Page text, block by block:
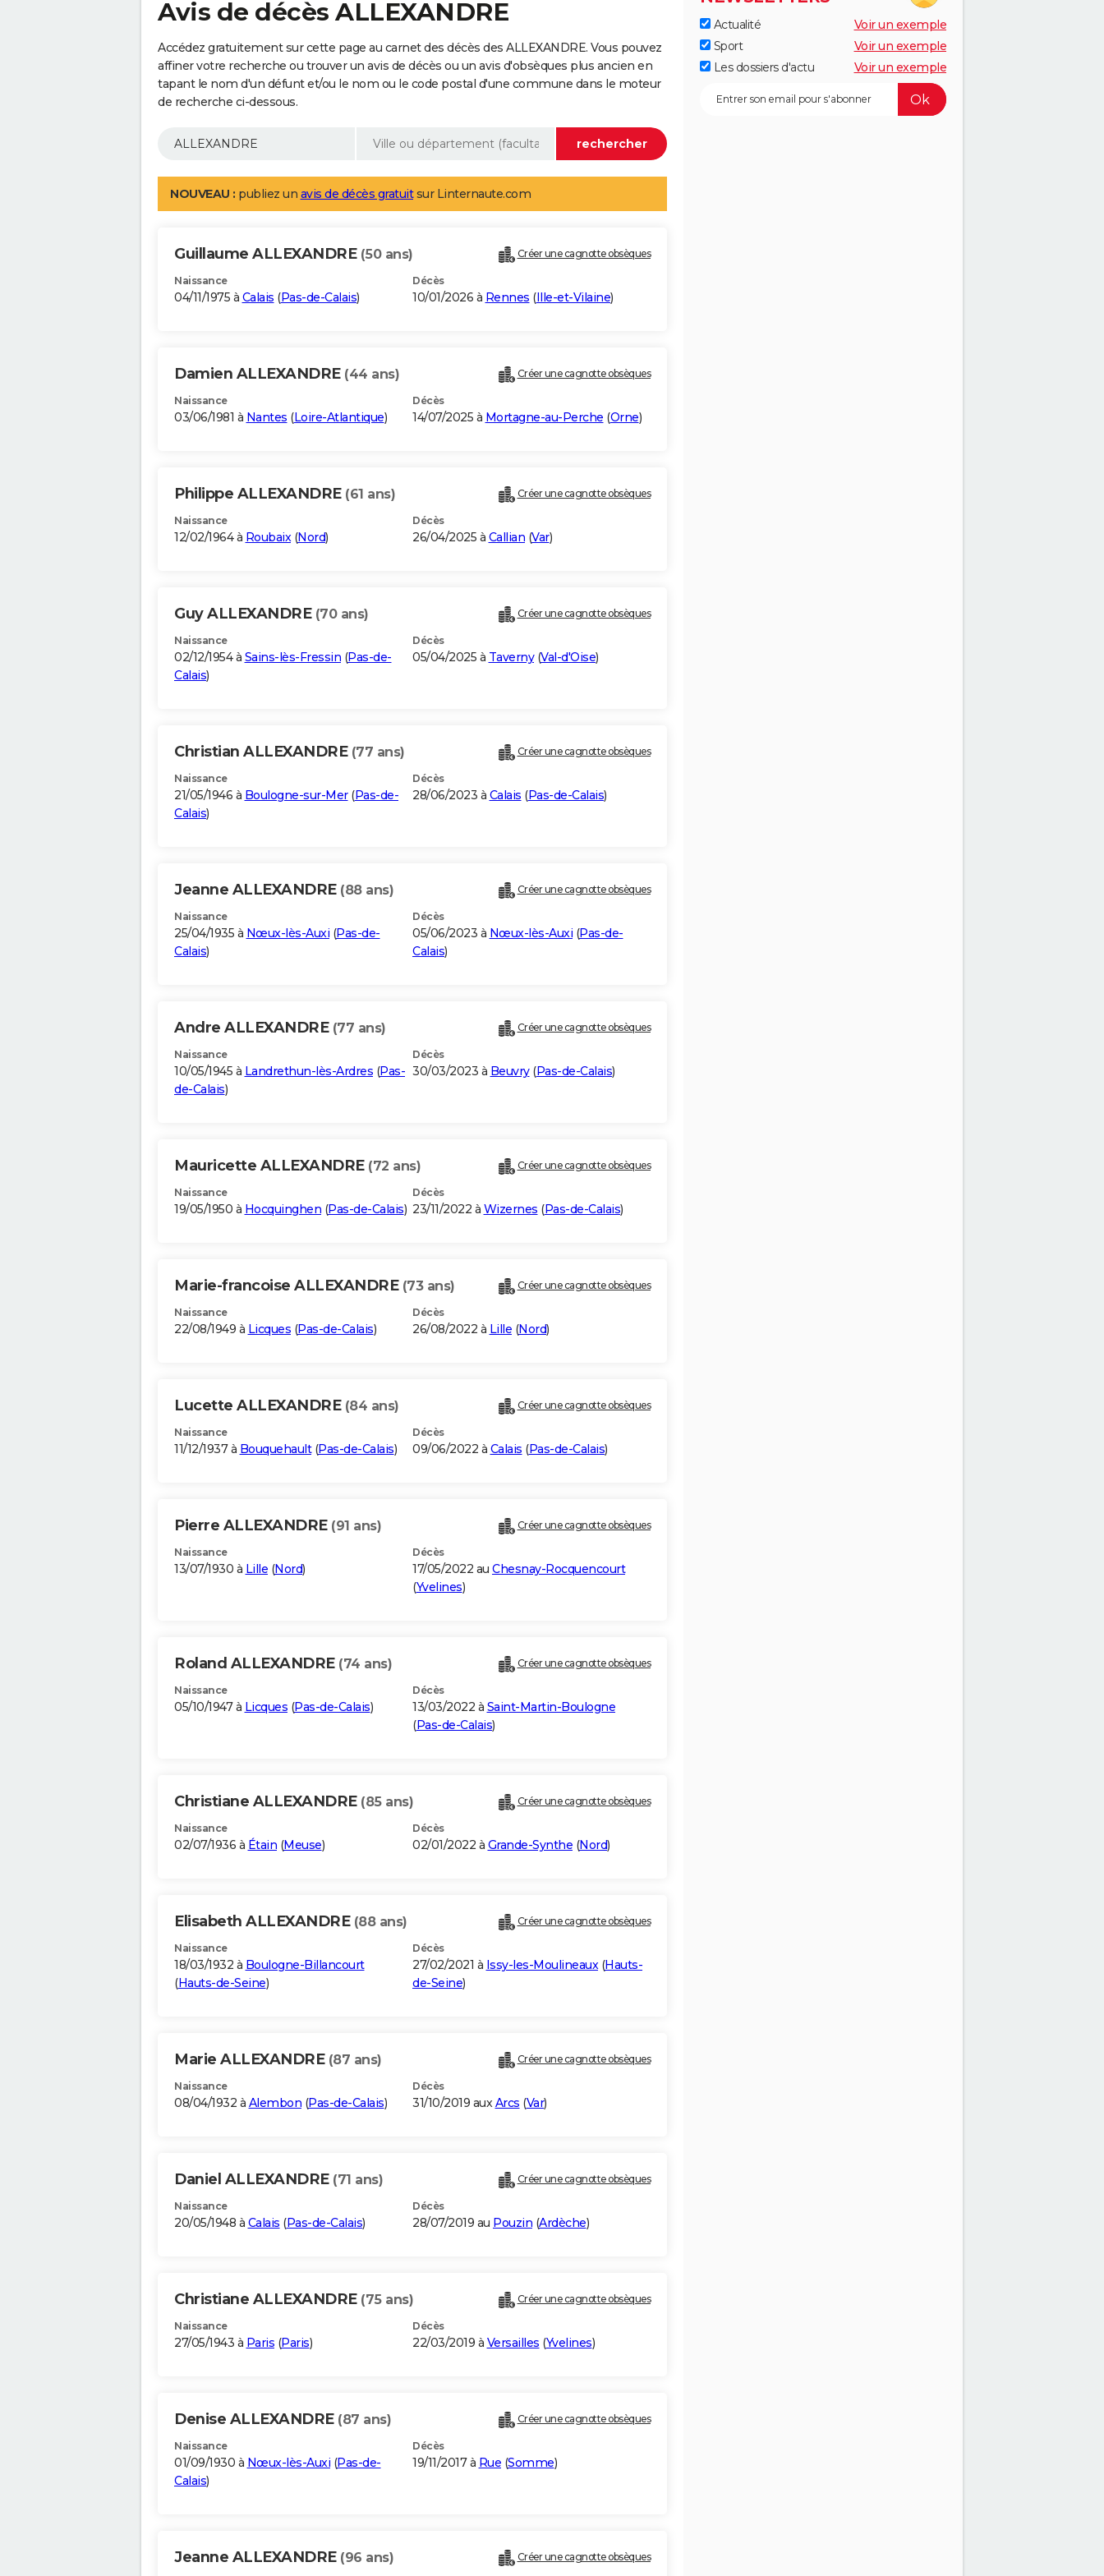
Avis de décès ALLEXANDRE
Accédez gratuitement sur cette page au carnet des décès des ALLEXANDRE. Vous pouvez
affiner votre recherche ou trouver un avis de décès ou un avis d'obsèques plus ancien en
tapant le nom d'un défunt et/ou le nom ou le code postal d'une commune dans le moteur
de recherche ci-dessous.
NOUVEAU : publiez un avis de décès gratuitsur Linternaute.com
Guillaume ALLEXANDRE (50 ans) Créer une cagnotte obsèques
Naissance
04/11/1975 à Calais (Pas-de-Calais)
Décès
10/01/2026 à Rennes (Ille-et-Vilaine)
Damien ALLEXANDRE (44 ans) Créer une cagnotte obsèques
Naissance
03/06/1981 à Nantes (Loire-Atlantique)
Décès
14/07/2025 à Mortagne-au-Perche (Orne)
Philippe ALLEXANDRE (61 ans) Créer une cagnotte obsèques
Naissance
12/02/1964 à Roubaix(Nord)
Décès
26/04/2025 à Callian (Var)
Guy ALLEXANDRE (70 ans) Créer une cagnotte obsèques
Naissance
02/12/1954 à Sains-lès-Fressin (Pas-de-
Calais)
Décès
05/04/2025 à Taverny(Val-d'Oise)
Christian ALLEXANDRE (77 ans) Créer une cagnotte obsèques
Naissance
21/05/1946 à Boulogne-sur-Mer(Pas-de-
Calais)
Décès
28/06/2023 à Calais (Pas-de-Calais)
Jeanne ALLEXANDRE (88 ans) Créer une cagnotte obsèques
Naissance
25/04/1935 à Nœux-lès-Auxi (Pas-de-
Calais)
Décès
05/06/2023 à Nœux-lès-Auxi (Pas-de-
Calais)
Andre ALLEXANDRE (77 ans) Créer une cagnotte obsèques
Naissance
10/05/1945 à Landrethun-lès-Ardres (Pas-
de-Calais)
Décès
30/03/2023 à Beuvry(Pas-de-Calais)
Mauricette ALLEXANDRE (72 ans) Créer une cagnotte obsèques
Naissance
19/05/1950 à Hocquinghen (Pas-de-Calais)
Décès
23/11/2022 à Wizernes (Pas-de-Calais)
Marie-francoise ALLEXANDRE (73 ans) Créer une cagnotte obsèques
Naissance
22/08/1949 à Licques (Pas-de-Calais)
Décès
26/08/2022 à Lille (Nord)
Lucette ALLEXANDRE (84 ans) Créer une cagnotte obsèques
Naissance
11/12/1937 à Bouquehault(Pas-de-Calais)
Décès
09/06/2022 à Calais (Pas-de-Calais)
Pierre ALLEXANDRE (91 ans) Créer une cagnotte obsèques
Naissance
13/07/1930 à Lille (Nord)
Décès
17/05/2022 au Chesnay-Rocquencourt
(Yvelines)
Roland ALLEXANDRE (74 ans) Créer une cagnotte obsèques
Naissance
05/10/1947 à Licques (Pas-de-Calais)
Décès
13/03/2022 à Saint-Martin-Boulogne
(Pas-de-Calais)
Christiane ALLEXANDRE (85 ans) Créer une cagnotte obsèques
Naissance
02/07/1936 à Étain (Meuse)
Décès
02/01/2022 à Grande-Synthe (Nord)
Elisabeth ALLEXANDRE (88 ans) Créer une cagnotte obsèques
Naissance
18/03/1932 à Boulogne-Billancourt
(Hauts-de-Seine)
Décès
27/02/2021 à Issy-les-Moulineaux(Hauts-
de-Seine)
Marie ALLEXANDRE (87 ans) Créer une cagnotte obsèques
Naissance
08/04/1932 à Alembon (Pas-de-Calais)
Décès
31/10/2019 auxArcs (Var)
Daniel ALLEXANDRE (71 ans) Créer une cagnotte obsèques
Naissance
20/05/1948 à Calais (Pas-de-Calais)
Décès
28/07/2019 au Pouzin (Ardèche)
Christiane ALLEXANDRE (75 ans) Créer une cagnotte obsèques
Naissance
27/05/1943 à Paris (Paris)
Décès
22/03/2019 à Versailles (Yvelines)
Denise ALLEXANDRE (87 ans) Créer une cagnotte obsèques
Naissance
01/09/1930 à Nœux-lès-Auxi (Pas-de-
Calais)
Décès
19/11/2017 à Rue (Somme)
Jeanne ALLEXANDRE (96 ans) Créer une cagnotte obsèques
Actualité
Voir un exemple
Sport
Voir un exemple
Les dossiers d'actu
Voir un exemple